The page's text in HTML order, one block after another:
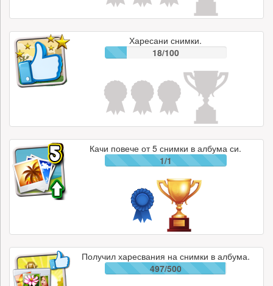
Харесани снимки.
18/100
Качи повече от 5 снимки в албума си.
1/1
Получил харесвания на снимки в албума.
497/500